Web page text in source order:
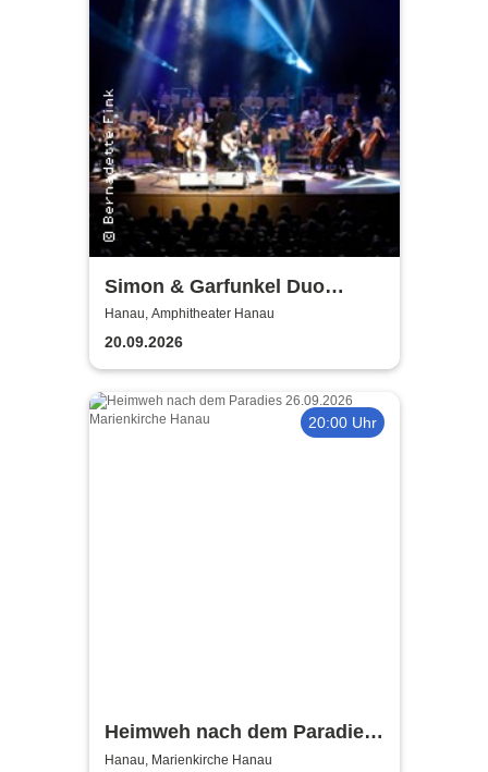
Simon & Garfunkel Duo
Graceland trifft Philharmonie
Leipzig
Hanau, Amphitheater Hanau
20.09.2026
20:00 Uhr
Heimweh nach dem Paradies
- Hommage an Ernesto
Hanau, Marienkirche Hanau